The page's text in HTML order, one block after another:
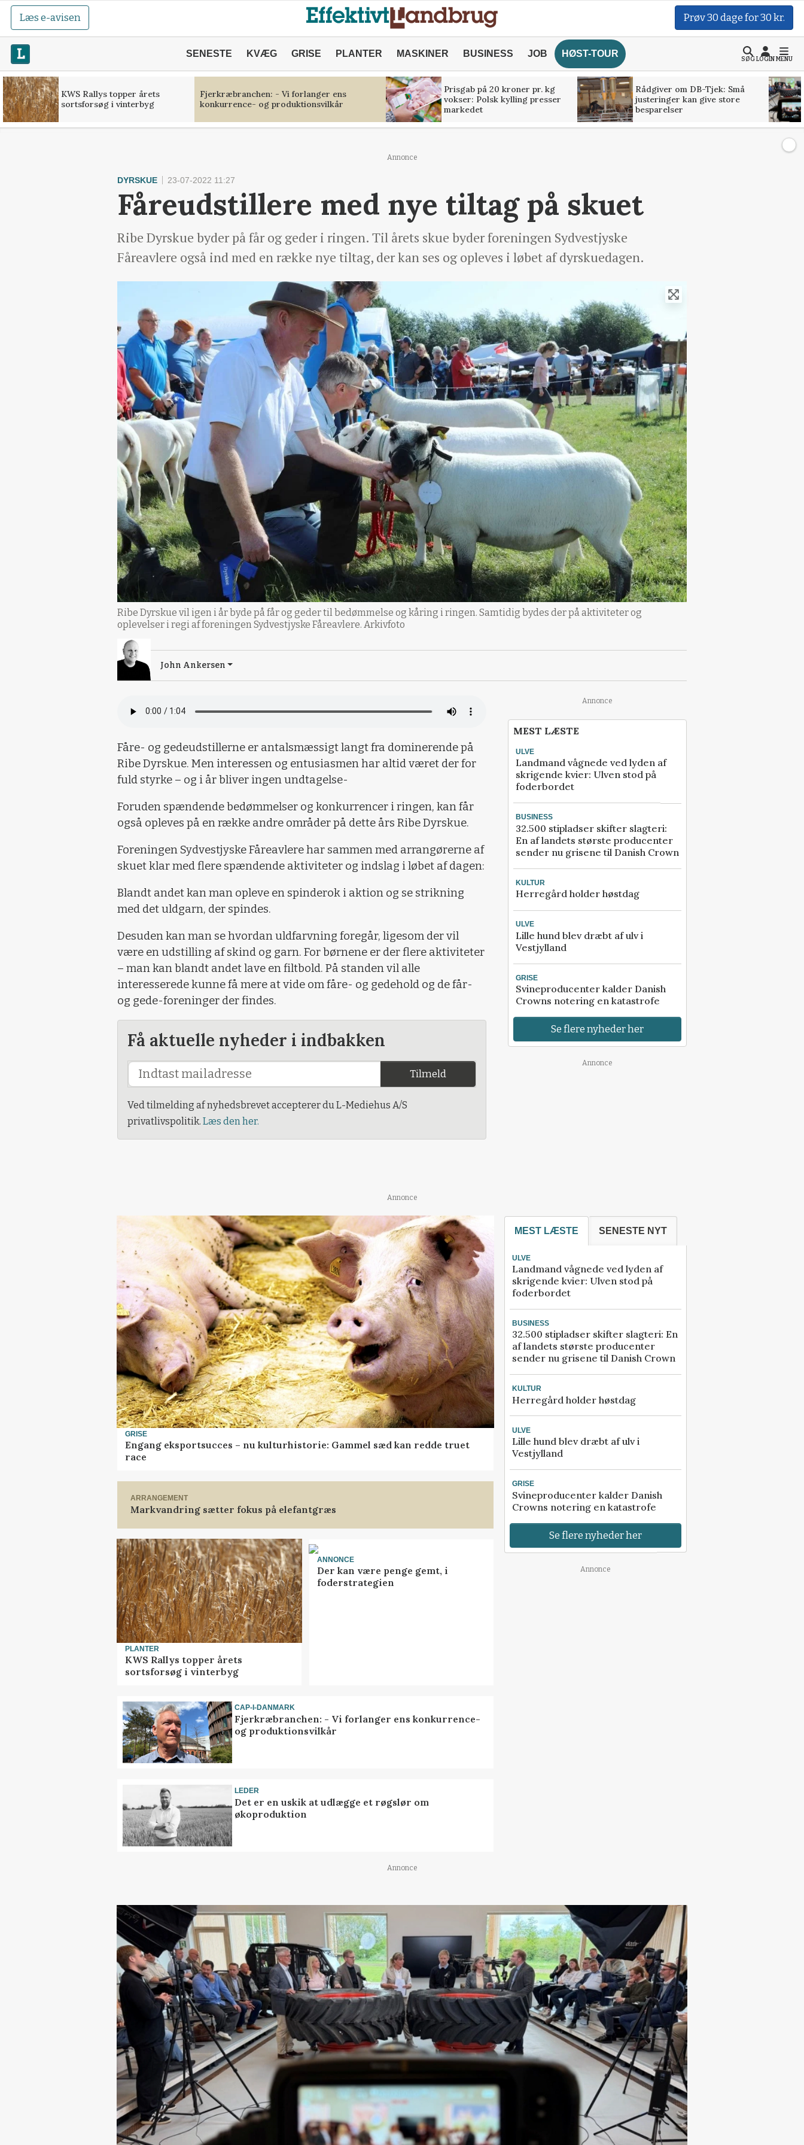
Læs e-avisen Prøv 30 dage for 30 kr.
SENESTE KVÆG GRISE PLANTER MASKINER BUSINESS JOB HØST-TOUR
SØGLOGINMENU
KWS Rallys topper årets
sortsforsøg i vinterbyg
Fjerkræbranchen: - Vi forlanger ens
konkurrence- og produktionsvilkår
Prisgab på 20 kroner pr. kg
vokser: Polsk kylling presser
markedet
Rådgiver om DB-Tjek: Små
justeringer kan give store
besparelser
Annonce
DYRSKUE 23-07-2022 11:27
Fåreudstillere med nye tiltag på skuet
Ribe Dyrskue byder på får og geder i ringen. Til årets skue byder foreningen Sydvestjyske
Fåreavlere også ind med en række nye tiltag, der kan ses og opleves i løbet af dyrskuedagen.
Ribe Dyrskue vil igen i år byde på får og geder til bedømmelse og kåring i ringen. Samtidig bydes der på aktiviteter og
oplevelser i regi af foreningen Sydvestjyske Fåreavlere. Arkivfoto
John Ankersen
Fåre- og gedeudstillerne er antalsmæssigt langt fra dominerende på
Ribe Dyrskue. Men interessen og entusiasmen har altid været der for
fuld styrke – og i år bliver ingen undtagelse-
Foruden spændende bedømmelser og konkurrencer i ringen, kan får
også opleves på en række andre områder på dette års Ribe Dyrskue.
Foreningen Sydvestjyske Fåreavlere har sammen med arrangørerne af
skuet klar med flere spændende aktiviteter og indslag i løbet af dagen:
Blandt andet kan man opleve en spinderok i aktion og se strikning
med det uldgarn, der spindes.
Desuden kan man se hvordan uldfarvning foregår, ligesom der vil
være en udstilling af skind og garn. For børnene er der flere aktiviteter
– man kan blandt andet lave en filtbold. På standen vil alle
interesserede kunne få mere at vide om fåre- og gedehold og de får-
og gede-foreninger der findes.
Få aktuelle nyheder i indbakken
Tilmeld
Ved tilmelding af nyhedsbrevet accepterer du L-Mediehus A/S
privatlivspolitik. Læs den her.
Annonce
MEST LÆSTE
ULVE
Landmand vågnede ved lyden af
skrigende kvier: Ulven stod på
foderbordet
BUSINESS
32.500 stipladser skifter slagteri:
En af landets største producenter
sender nu grisene til Danish Crown
KULTUR
Herregård holder høstdag
ULVE
Lille hund blev dræbt af ulv i
Vestjylland
GRISE
Svineproducenter kalder Danish
Crowns notering en katastrofe
Se flere nyheder her
Annonce
Annonce
GRISE
Engang eksportsucces – nu kulturhistorie: Gammel sæd kan redde truet
race
ARRANGEMENT
Markvandring sætter fokus på elefantgræs
PLANTER
KWS Rallys topper årets
sortsforsøg i vinterbyg
ANNONCE
Der kan være penge gemt, i
foderstrategien
CAP-I-DANMARK
Fjerkræbranchen: - Vi forlanger ens konkurrence-
og produktionsvilkår
LEDER
Det er en uskik at udlægge et røgslør om
økoproduktion
MEST LÆSTE SENESTE NYT
ULVE
Landmand vågnede ved lyden af
skrigende kvier: Ulven stod på
foderbordet
BUSINESS
32.500 stipladser skifter slagteri: En
af landets største producenter
sender nu grisene til Danish Crown
KULTUR
Herregård holder høstdag
ULVE
Lille hund blev dræbt af ulv i
Vestjylland
GRISE
Svineproducenter kalder Danish
Crowns notering en katastrofe
Se flere nyheder her
Annonce
Annonce